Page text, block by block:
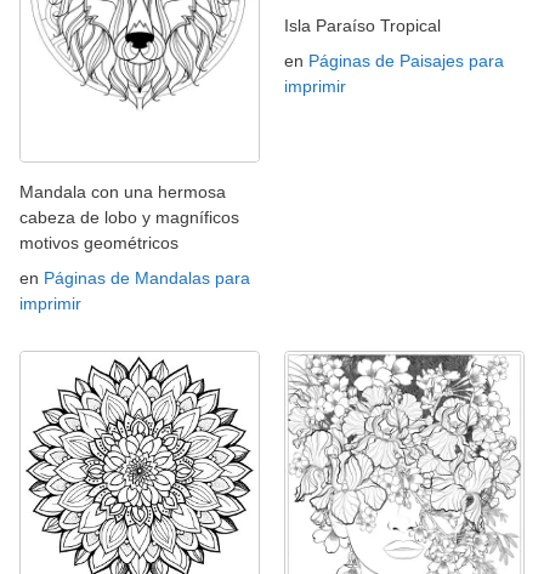
Mandala con una hermosa
cabeza de lobo y magníficos
motivos geométricos
en Páginas de Mandalas para
imprimir
Isla Paraíso Tropical
en Páginas de Paisajes para
imprimir